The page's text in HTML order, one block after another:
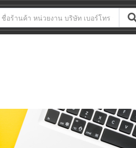
ผู้ส่งออก/นำเข้า ธุรกิจบริการ